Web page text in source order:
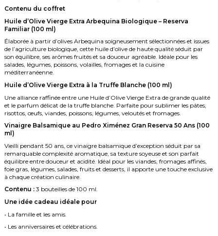
Contenu du coffret
Huile d’Olive Vierge Extra Arbequina Biologique – Reserva
Familiar (100 ml)
Élaborée à partir d’olives Arbequina soigneusement sélectionnées et issues
de l’agriculture biologique, cette huile d’olive de haute qualité séduit par
son équilibre, ses arômes fruités et sa douceur agréable. Idéale pour les
salades, légumes, poissons, volailles, fromages et la cuisine
méditerranéenne.
Huile d’Olive Vierge Extra à la Truffe Blanche (100 ml)
Une alliance raffinée entre une Huile d’Olive Vierge Extra de grande qualité
et le parfum délicat de la truffe blanche. Parfaite pour sublimer les pâtes,
risottos, œufs, viandes, poissons, légumes, veloutés et fromages.
Vinaigre Balsamique au Pedro Ximénez Gran Reserva 50 Ans (100
ml)
Vieilli pendant 50 ans, ce vinaigre balsamique d’exception séduit par sa
remarquable complexité aromatique, sa texture soyeuse et son parfait
équilibre entre douceur et acidité. Idéal pour les viandes, fromages affinés,
foie gras, légumes, salades, fruits et desserts, il apporte une touche exclusive
à chaque création culinaire.
Contenu : 3 bouteilles de 100 ml.
Une idée cadeau idéale pour
• La famille et les amis.
• Les anniversaires et célébrations.